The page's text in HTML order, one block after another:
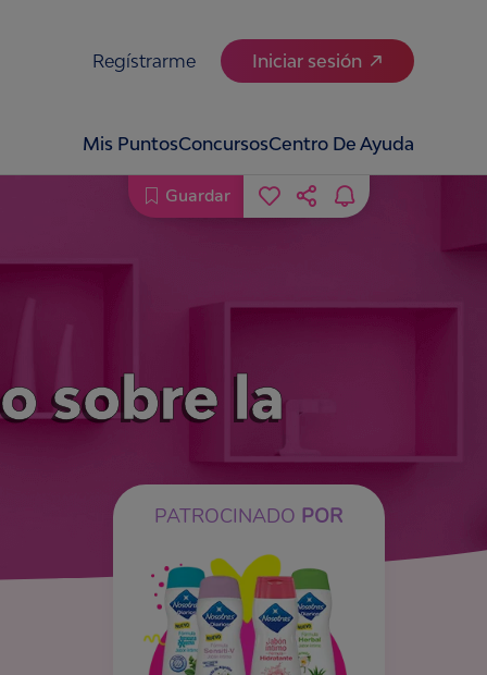
Regístrarme Iniciar sesión
Mis PuntosConcursosCentro De Ayuda
sobre la
PATROCINADO POR
Guardar